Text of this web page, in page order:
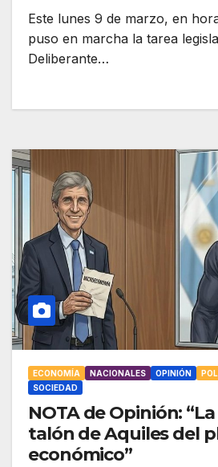
Este lunes 9 de marzo, en
puso en marcha la tarea
Deliberante…
ECONOMÍA NACIONALES OPINIÓN
SOCIEDAD
NOTA de Opinión:
talón de Aquiles del
económico”